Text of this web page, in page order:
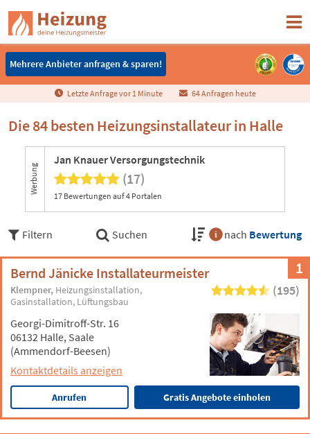
Mehrere Anbieter anfragen & sparen!
Mehrere Anbieter anfragen & sparen!
Letzte Anfrage vor 1Minute 64 Anfragen heute
Die 84 besten Heizungsinstallateur in Halle
Werbung
Jan Knauer Versorgungstechnik
(17)
17 Bewertungen auf 4 Portalen
Filtern Suchen nach Bewertung
1
Bernd Jänicke Installateurmeister
Klempner Heizungsinstallation
Gasinstallation Lüftungsbau
(195)
Georgi-Dimitroff-Str. 16
06132 Halle, Saale
(Ammendorf-Beesen)
Kontaktdetails anzeigen
Anrufen Gratis Angebote einholen